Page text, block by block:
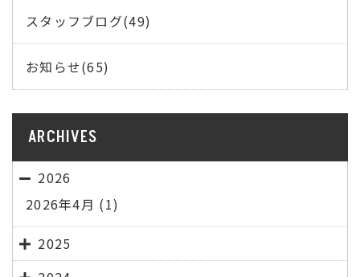
スタッフブログ(49)
お知らせ(65)
ARCHIVES
2026
2026年4月 (1)
2025